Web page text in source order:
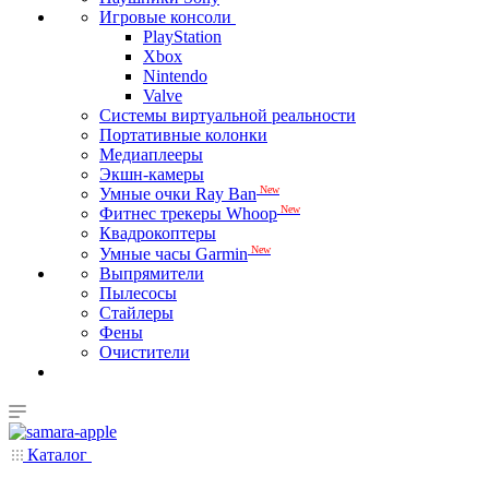
Игровые консоли
PlayStation
Xbox
Nintendo
Valve
Системы виртуальной реальности
Портативные колонки
Медиаплееры
Экшн-камеры
Умные очки Ray Ban New
Фитнес трекеры Whoop New
Квадрокоптеры
Умные часы Garmin New
Выпрямители
Пылесосы
Стайлеры
Фены
Очистители
Каталог